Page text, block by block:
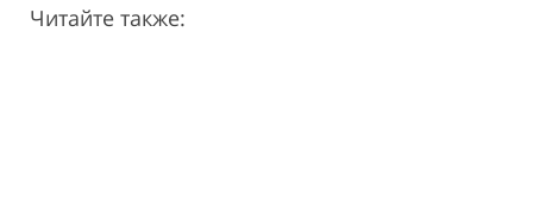
Читайте также: